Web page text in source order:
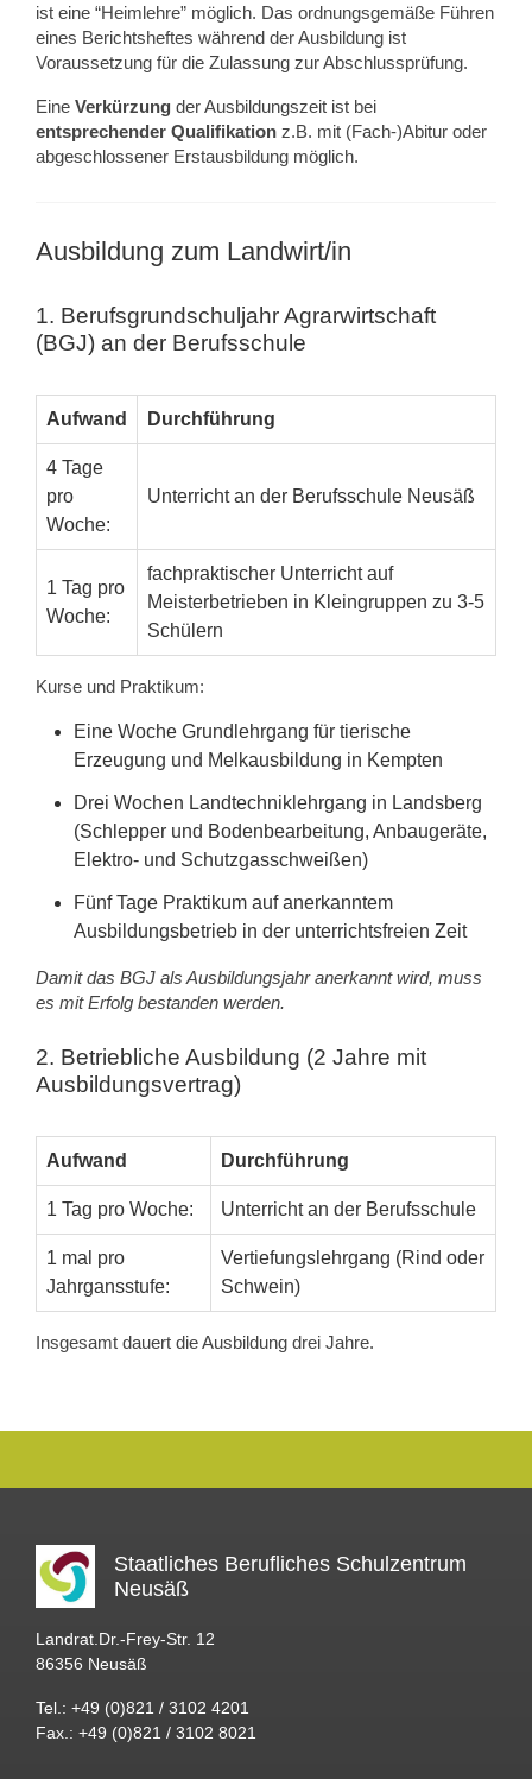
ist eine “Heimlehre” möglich. Das ordnungsgemäße Führen
eines Berichtsheftes während der Ausbildung ist
Voraussetzung für die Zulassung zur Abschlussprüfung.
Eine Verkürzung der Ausbildungszeit ist bei
entsprechender Qualifikation z.B. mit (Fach-)Abitur oder
abgeschlossener Erstausbildung möglich.
Ausbildung zum Landwirt/in
1. Berufsgrundschuljahr Agrarwirtschaft
(BGJ) an der Berufsschule
Aufwand Durchführung
4 Tage
pro
Woche:
Unterricht an der Berufsschule Neusäß
1 Tag pro
Woche:
fachpraktischer Unterricht auf
Meisterbetrieben in Kleingruppen zu 3-5
Schülern
Kurse und Praktikum:
Eine Woche Grundlehrgang für tierische
Erzeugung und Melkausbildung in Kempten
Drei Wochen Landtechniklehrgang in Landsberg
(Schlepper und Bodenbearbeitung, Anbaugeräte,
Elektro- und Schutzgasschweißen)
Fünf Tage Praktikum auf anerkanntem
Ausbildungsbetrieb in der unterrichtsfreien Zeit
Damit das BGJ als Ausbildungsjahr anerkannt wird, muss
es mit Erfolg bestanden werden.
2. Betriebliche Ausbildung (2 Jahre mit
Ausbildungsvertrag)
Aufwand Durchführung
1 Tag pro Woche: Unterricht an der Berufsschule
1 mal pro
Jahrgansstufe:
Vertiefungslehrgang (Rind oder
Schwein)
Insgesamt dauert die Ausbildung drei Jahre.
Staatliches Berufliches Schulzentrum
Neusäß
Landrat.Dr.-Frey-Str. 12
86356 Neusäß
Tel.: +49 (0)821 / 3102 4201
Fax.: +49 (0)821 / 3102 8021